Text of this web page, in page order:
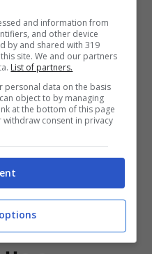
allievi non vedono
e di poter vedere,
beniamina danzare
la malattia
and information from
and other device
by and shared with 319
site. We and our partners
List of partners.
personal data on the basis
object to by managing
at the bottom of this page
consent in privacy